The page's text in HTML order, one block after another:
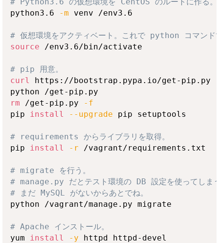
# Python3.6 の仮想環境を CentOS のルートに作る。
python3.6
-m venv /env3.6
# 仮想環境をアクティベート。これで python コマン
source /env3.6/bin/activate
# pip 用意。
curl https://bootstrap.pypa.io/get-pip.py
rm /get-pip.py
-f
pip install --upgrade pip setuptools
# requirements からライブラリを取得。
pip install -r /vagrant/requirements.txt
# migrate を行う。
# manage.py だとテスト環境の DB 設定を使ってしま
# まだ MySQL がないからあとでね。
python /vagrant/manage.py migrate
# Apache インストール。
yum install -y httpd httpd-devel